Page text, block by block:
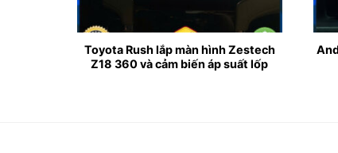
Toyota Rush lắp màn hình Zestech
Z18 360 và cảm biến áp suất lốp